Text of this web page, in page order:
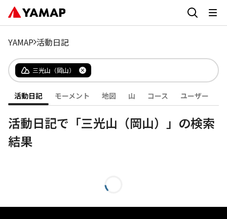
YAMAP 活動日記
三光山（岡山）
活動日記 モーメント 地図 山 コース ユーザー
活動日記で「三光山（岡山）」の検索
結果